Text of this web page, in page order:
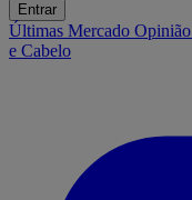
Entrar
Últimas Mercado Opinião
e Cabelo